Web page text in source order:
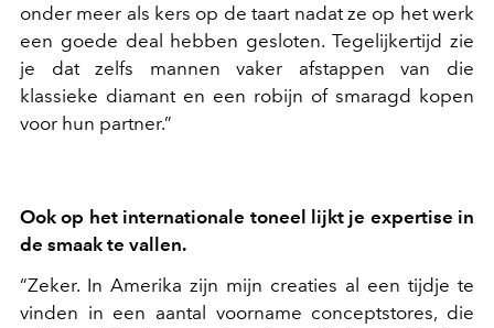
onder meer als kers op de taart nadat ze op het werk
een goede deal hebben gesloten. Tegelijkertijd zie
je dat zelfs mannen vaker afstappen van die
klassieke diamant en een robijn of smaragd kopen
voor hun partner.”
Ook op het internationale toneel lijkt je expertise in
de smaak te vallen.
“Zeker. In Amerika zijn mijn creaties al een tijdje te
vinden in een aantal voorname conceptstores, die